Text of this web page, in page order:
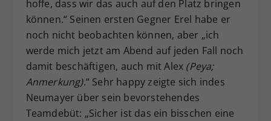
hoffe, dass wir das auch auf den Platz bringen
können.“ Seinen ersten Gegner Erel habe er
noch nicht beobachten können, aber „ich
werde mich jetzt am Abend auf jeden Fall noch
damit beschäftigen, auch mit Alex (Peya;
Anmerkung).“ Sehr happy zeigte sich indes
Neumayer über sein bevorstehendes
Teamdebüt: „Sicher ist das ein bisschen eine